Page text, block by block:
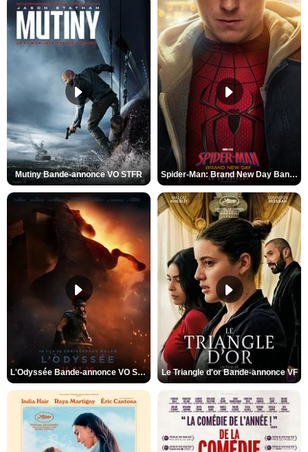
Mutiny Bande-annonce VO STFR Spider-Man: Brand New Day Bande-annonce VO STFR
L'Odyssée Bande-annonce VO STFR Le Triangle d'or Bande-annonce VF